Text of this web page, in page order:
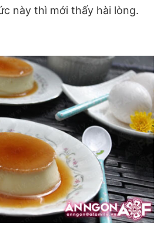
này thì mới thấy hài lòng.